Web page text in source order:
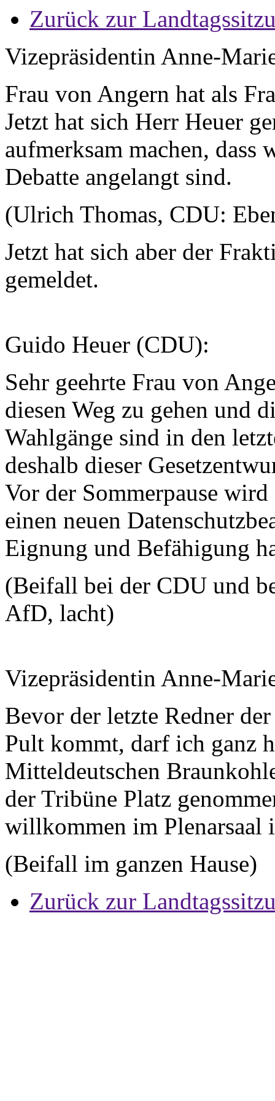
Zurück zur
Vizepräsidentin Anne-
Frau von Angern hat als
Jetzt hat sich Herr Heuer
aufmerksam machen, dass
Debatte angelangt sind.
(Ulrich Thomas, CDU:
Jetzt hat sich aber der
gemeldet.
Guido Heuer (CDU):
Sehr geehrte Frau von
diesen Weg zu gehen und
Wahlgänge sind in den
deshalb dieser
Vor der Sommerpause
einen neuen
Eignung und Befähigung
(Beifall bei der CDU und
AfD, lacht)
Vizepräsidentin Anne-
Bevor der letzte Redner
Pult kommt, darf ich ganz
Mitteldeutschen
der Tribüne Platz
willkommen im Plenarsaal
(Beifall im ganzen Hause)
Zurück zur